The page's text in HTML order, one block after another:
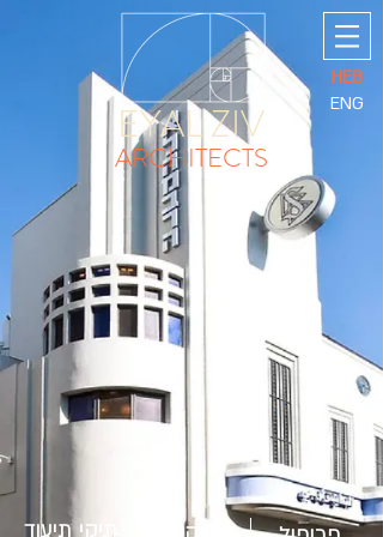
ENG
HEB
EYAL ZIV
ARCHITECTS
תיקי תיעוד